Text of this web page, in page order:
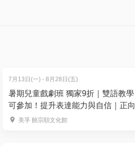
蠔 ｜
|
7月13日(一) - 8月28日(五)
暑期兒童戲劇班 獨家9折｜雙語教
可參加！提升表達能力與自信｜正
減$100】
美孚 饒宗頤文化館